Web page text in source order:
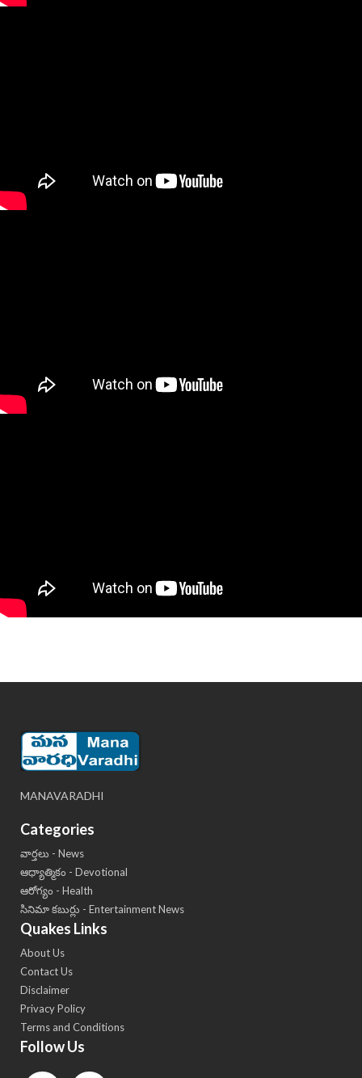
MANAVARADHI
Categories
వార్తలు - News
ఆధ్యాత్మికం - Devotional
ఆరోగ్యం - Health
సినిమా కబుర్లు - Entertainment News
Quakes Links
About Us
Contact Us
Disclaimer
Privacy Policy
Terms and Conditions
Follow Us